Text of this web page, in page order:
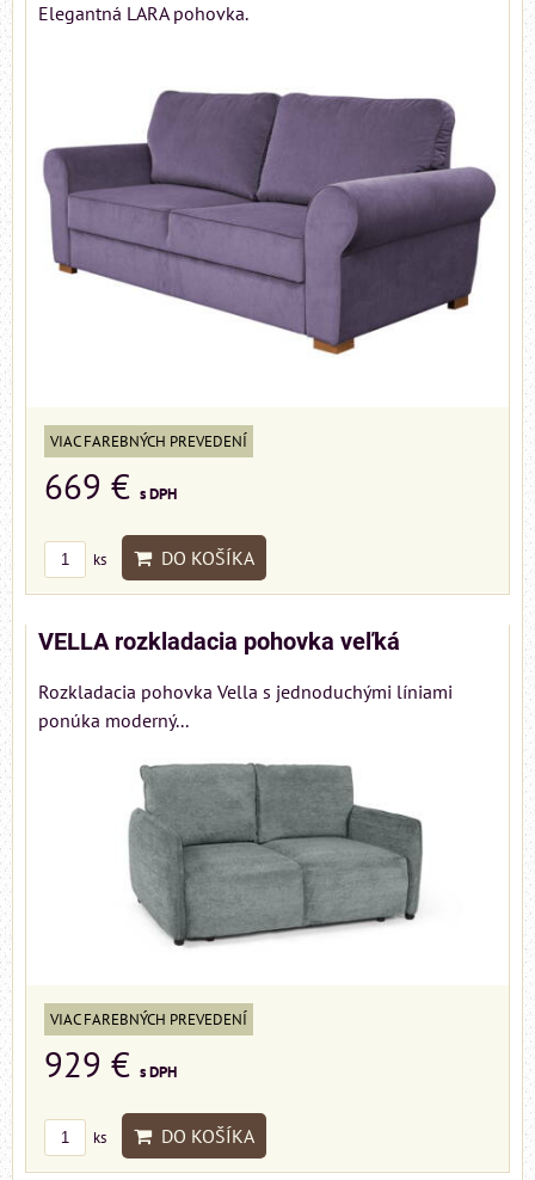
Elegantná LARA pohovka.
VIAC FAREBNÝCH PREVEDENÍ
669 € s DPH
ks DO KOŠÍKA
VELLA rozkladacia pohovka veľká
Rozkladacia pohovka Vella s jednoduchými líniami
ponúka moderný...
VIAC FAREBNÝCH PREVEDENÍ
929 € s DPH
ks DO KOŠÍKA